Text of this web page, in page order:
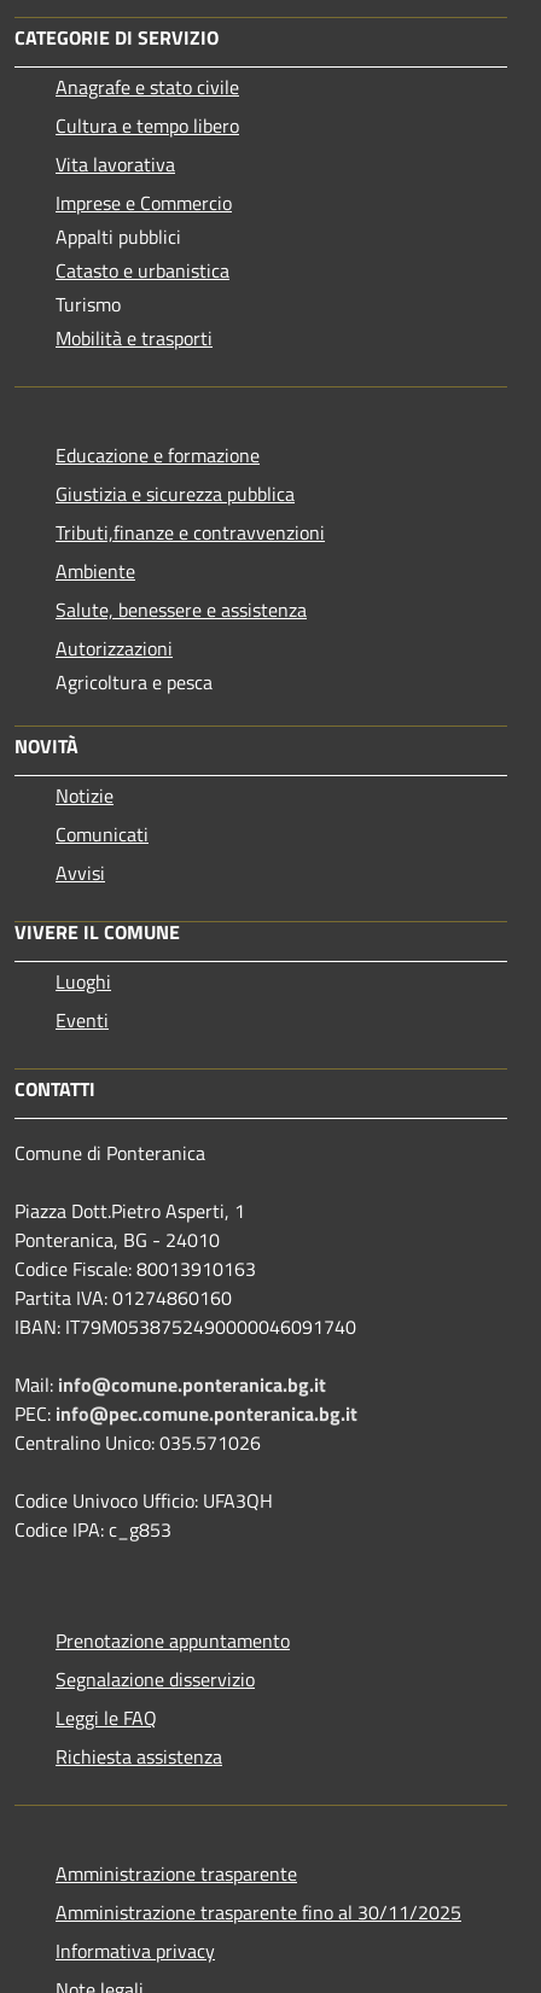
CATEGORIE DI SERVIZIO
Anagrafe e stato civile
Cultura e tempo libero
Vita lavorativa
Imprese e Commercio
Appalti pubblici
Catasto e urbanistica
Turismo
Mobilità e trasporti
Educazione e formazione
Giustizia e sicurezza pubblica
Tributi,finanze e contravvenzioni
Ambiente
Salute, benessere e assistenza
Autorizzazioni
Agricoltura e pesca
NOVITÀ
Notizie
Comunicati
Avvisi
VIVERE IL COMUNE
Luoghi
Eventi
CONTATTI
Comune di Ponteranica
Piazza Dott.Pietro Asperti, 1
Ponteranica, BG - 24010
Codice Fiscale: 80013910163
Partita IVA: 01274860160
IBAN: IT79M0538752490000046091740
Mail: info@comune.ponteranica.bg.it
PEC: info@pec.comune.ponteranica.bg.it
Centralino Unico: 035.571026
Codice Univoco Ufficio: UFA3QH
Codice IPA: c_g853
Prenotazione appuntamento
Segnalazione disservizio
Leggi le FAQ
Richiesta assistenza
Amministrazione trasparente
Amministrazione trasparente fino al 30/11/2025
Informativa privacy